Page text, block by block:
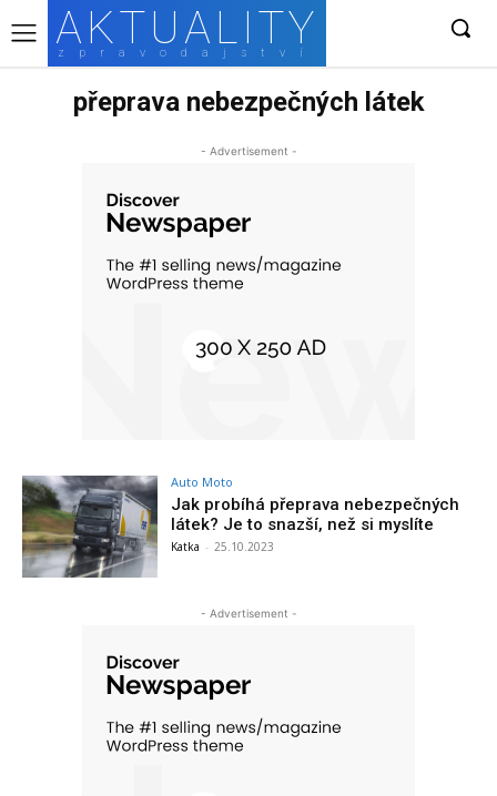
AKTUALITY
zpravodajství
přeprava nebezpečných látek
- Advertisement -
Auto Moto
Jak probíhá přeprava nebezpečných
látek? Je to snazší, než si myslíte
Katka - 25.10.2023
- Advertisement -